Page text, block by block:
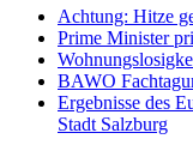
Achtung: Hitze
Prime Minister
BAWO
Ergebnisse des
Stadt Salzburg